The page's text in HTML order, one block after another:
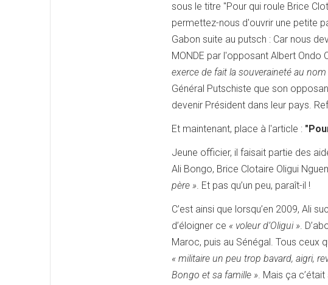
sous le titre "Pour qui roule Brice
permettez-nous d'ouvrir une petite
Gabon suite au putsch : Car nous
MONDE par l'opposant Albert Ondo
exerce de fait la souveraineté au
Général Putschiste que son
devenir Président dans leur pays.
Et maintenant, place à l'article :
Jeune officier, il faisait partie des
Ali Bongo, Brice Clotaire Oligui
père ». Et pas qu’un peu, paraît-il !
C’est ainsi que lorsqu’en 2009, Ali
d’éloigner ce « voleur d’Oligui ».
Maroc, puis au Sénégal. Tous ceux
« militaire un peu trop bavard, aigri,
Bongo et sa famille ». Mais ça